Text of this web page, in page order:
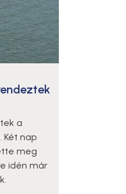
a
Két nap
meg
idén már